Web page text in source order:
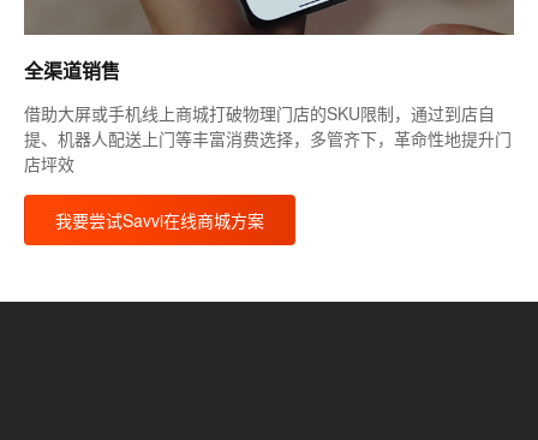
全渠道销售
借助大屏或手机线上商城打破物理门店的SKU限制，通过到店自
提、机器人配送上门等丰富消费选择，多管齐下，革命性地提升门
店坪效
我要尝试Savvi在线商城方案